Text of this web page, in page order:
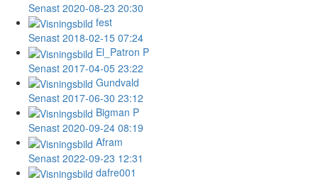
Senast 2020-08-23 20:30
fest
Senast 2018-02-15 07:24
El_Patron P
Senast 2017-04-05 23:22
Gundvald
Senast 2017-06-30 23:12
Bigman P
Senast 2020-09-24 08:19
Afram
Senast 2022-09-23 12:31
dafre001